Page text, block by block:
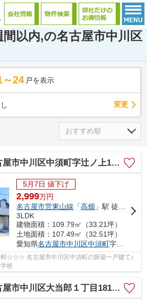
以内,の名古屋市中川区
～24 戸を表示
変更
川区中須町字辻ノ上150-27【仲介手数料無料】新築一戸建て 1号棟
5月7日 値下げ
2,999万円
名古屋市営東山線 「高畑 」駅 徒歩25分
3LDK
建物面積：109.79㎡（33.21坪）
土地面積：107.49㎡（32.51坪）
愛知県名古屋市中川区中須町字辻ノ上150-27
☆☆☆ 名古屋市中川区中須町の新築一戸建て♪
校
中川区大当郎１丁目1815【仲介手数料無料】新築一戸建て